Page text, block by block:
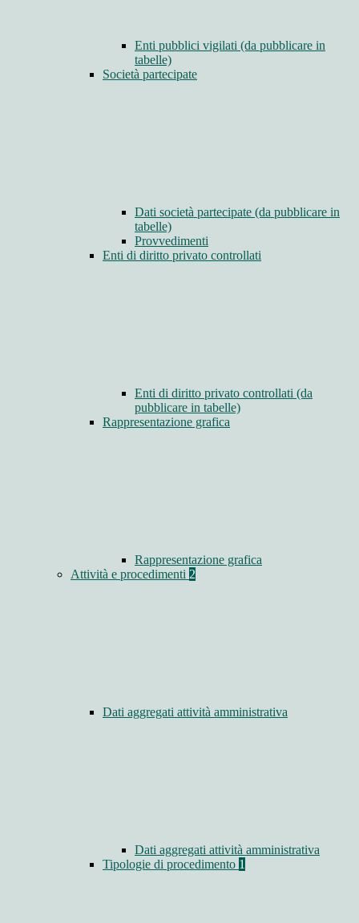
Enti pubblici vigilati (da pubblicare in
tabelle)
Società partecipate
Dati società partecipate (da pubblicare in
tabelle)
Provvedimenti
Enti di diritto privato controllati
Enti di diritto privato controllati (da
pubblicare in tabelle)
Rappresentazione grafica
Rappresentazione grafica
Attività e procedimenti 2
Dati aggregati attività amministrativa
Dati aggregati attività amministrativa
Tipologie di procedimento 1